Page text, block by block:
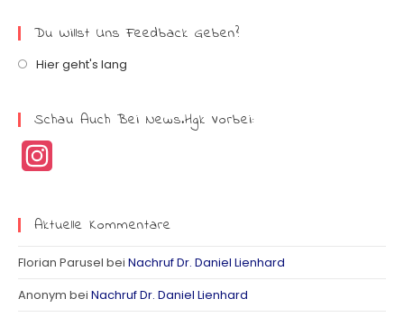
Du Willst Uns Feedback Geben?
Hier geht's lang
Schau Auch Bei News.hgk Vorbei:
Aktuelle Kommentare
Florian Parusel bei Nachruf Dr. Daniel Lienhard
Anonym bei Nachruf Dr. Daniel Lienhard